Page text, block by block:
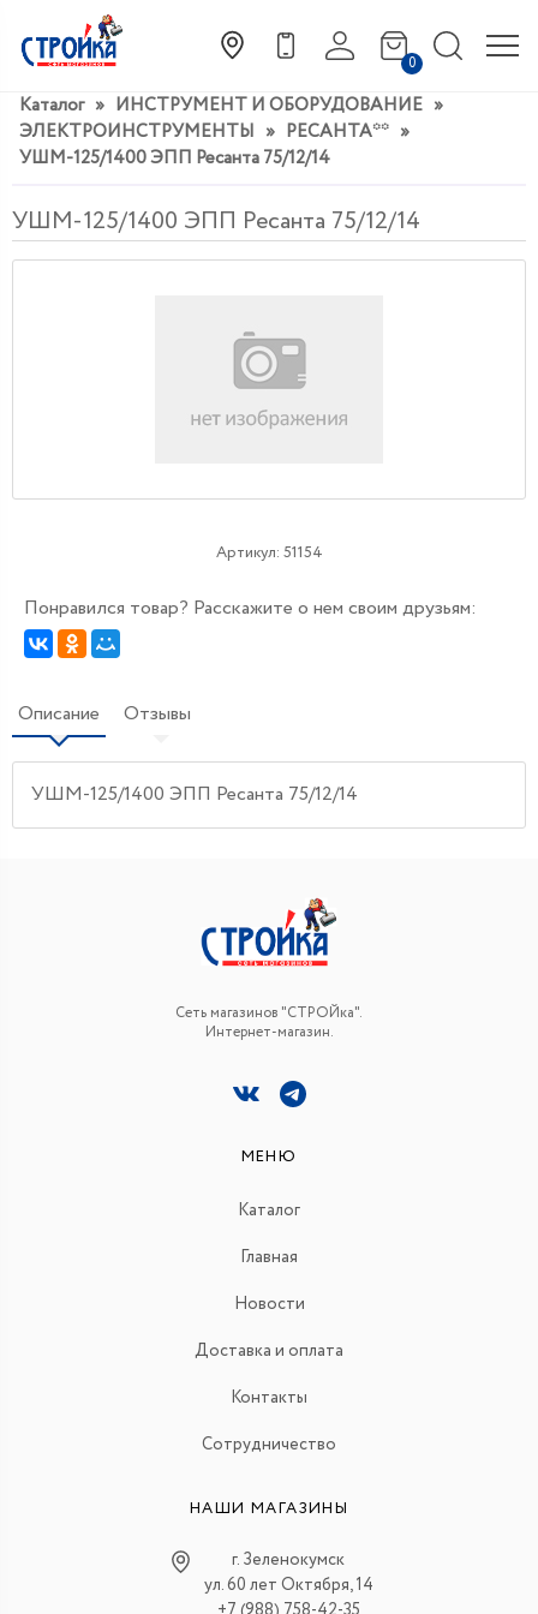
0
Каталог » ИНСТРУМЕНТ И ОБОРУДОВАНИЕ »
ЭЛЕКТРОИНСТРУМЕНТЫ » РЕСАНТА** »
УШМ-125/1400 ЭПП Ресанта 75/12/14
УШМ-125/1400 ЭПП Ресанта 75/12/14
Артикул: 51154
Понравился товар? Расскажите о нем своим друзьям:
Описание Отзывы
УШМ-125/1400 ЭПП Ресанта 75/12/14
Сеть магазинов "СТРОЙка".
Интернет-магазин.
МЕНЮ
Каталог
Главная
Новости
Доставка и оплата
Контакты
Сотрудничество
НАШИ МАГАЗИНЫ
г. Зеленокумск
ул. 60 лет Октября, 14